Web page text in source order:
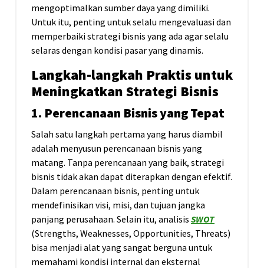
mengoptimalkan sumber daya yang dimiliki.
Untuk itu, penting untuk selalu mengevaluasi dan
memperbaiki strategi bisnis yang ada agar selalu
selaras dengan kondisi pasar yang dinamis.
Langkah-langkah Praktis untuk
Meningkatkan Strategi Bisnis
1. Perencanaan Bisnis yang Tepat
Salah satu langkah pertama yang harus diambil
adalah menyusun perencanaan bisnis yang
matang. Tanpa perencanaan yang baik, strategi
bisnis tidak akan dapat diterapkan dengan efektif.
Dalam perencanaan bisnis, penting untuk
mendefinisikan visi, misi, dan tujuan jangka
panjang perusahaan. Selain itu, analisis SWOT
(Strengths, Weaknesses, Opportunities, Threats)
bisa menjadi alat yang sangat berguna untuk
memahami kondisi internal dan eksternal